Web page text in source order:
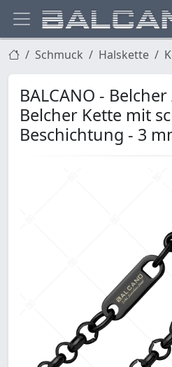
Schmuck Halskette
BALCANO -
Belcher Kette mit
Beschichtung - 3